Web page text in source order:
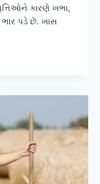
કારણે ખભા,
ભાર પડે છે. ખાસ